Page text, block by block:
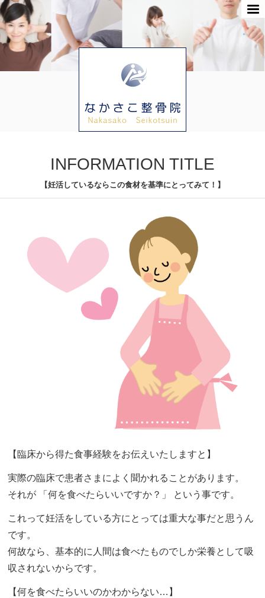
INFORMATION TITLE
【妊活しているならこの食材を基準にとってみて！】
【臨床から得た食事経験をお伝えいたしますと】
実際の臨床で患者さまによく聞かれることがあります。
それが 「何を食べたらいいですか？」 という事です。
これって妊活をしている方にとっては重大な事だと思うん
です。
何故なら、基本的に人間は食べたものでしか栄養として吸
収されないからです。
【何を食べたらいいのかわからない…】